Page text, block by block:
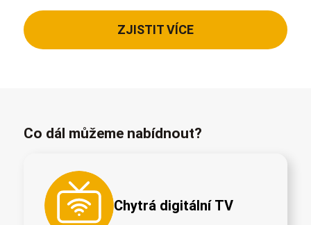
ZJISTIT VÍCE
Co dál můžeme nabídnout?
Chytrá digitální TV